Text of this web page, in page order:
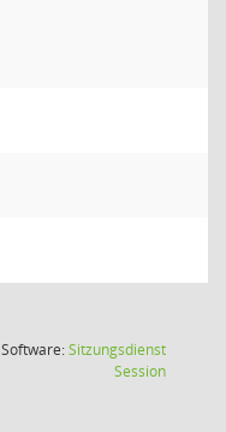
Software:Sitzungsdienst
Session(Wird in